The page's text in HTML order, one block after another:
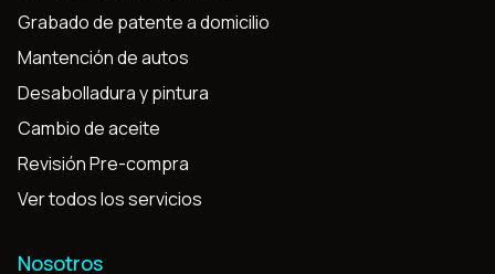
Grabado de patente a domicilio
Mantención de autos
Desabolladura y pintura
Cambio de aceite
Revisión Pre-compra
Ver todos los servicios
Nosotros